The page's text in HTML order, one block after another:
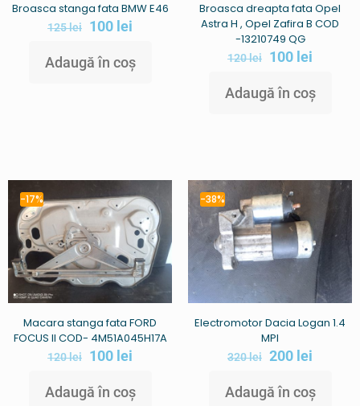
Broasca stanga fata BMW E46
125lei 100 lei
Adaugă în coș
Broasca dreapta fata Opel
Astra H , Opel Zafira B COD
-13210749 QG
120lei 100 lei
Adaugă în coș
-17%
Macara stanga fata FORD
FOCUS II COD- 4M51A045H17A
120lei 100 lei
Adaugă în coș
-38%
Electromotor Dacia Logan 1.4
MPI
320lei 200 lei
Adaugă în coș